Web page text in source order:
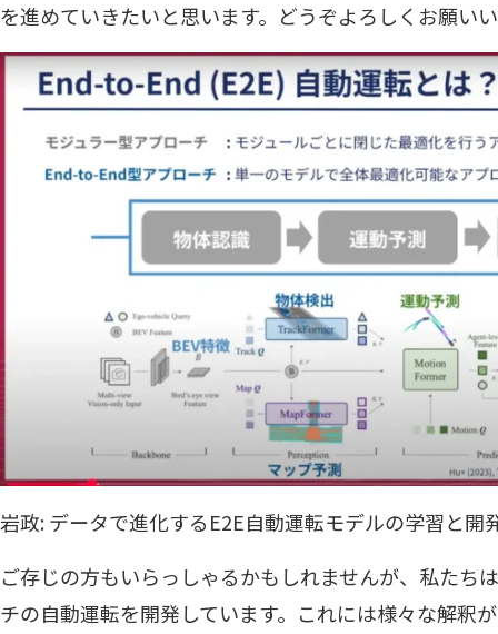
を進めていきたいと思います。どうぞよろしくお願い
岩政: データで進化するE2E自動運転モデルの学習と開
ご存じの方もいらっしゃるかもしれませんが、私たち
チの自動運転を開発しています。これには様々な解釈